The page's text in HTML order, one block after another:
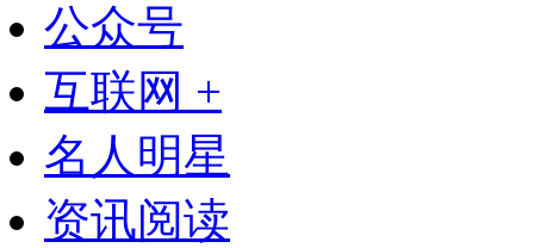
公众号
互联网 +
名人明星
资讯阅读